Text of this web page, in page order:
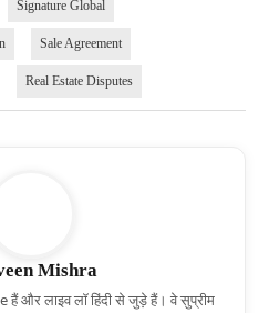
Signature Global
Sale Agreement
Real Estate Disputes
Mishra
हैं और लाइव लॉ हिंदी से जुड़े हैं। वे सुप्रीम